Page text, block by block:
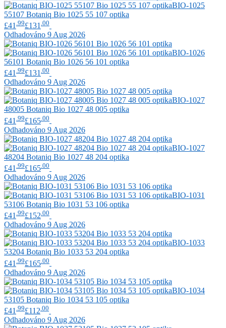
BIO-1025
55107 Botaniq Bio 1025 55 107 optika
£41 .99£131 .00
Odhadováno 9 Aug 2026
BIO-1026
56101 Botaniq Bio 1026 56 101 optika
£41.99£131.00
Odhadováno 9 Aug 2026
BIO-1027
48005 Botaniq Bio 1027 48 005 optika
£41 .99£165 .00
Odhadováno 9 Aug 2026
BIO-1027
48204 Botaniq Bio 1027 48 204 optika
£41 .99£165 .00
Odhadováno 9 Aug 2026
BIO-1031
53106 Botaniq Bio 1031 53 106 optika
£41.99£152.00
Odhadováno 9 Aug 2026
BIO-1033
53204 Botaniq Bio 1033 53 204 optika
£41 .99£165 .00
Odhadováno 9 Aug 2026
BIO-1034
53105 Botaniq Bio 1034 53 105 optika
£41 .99£112 .00
Odhadováno 9 Aug 2026